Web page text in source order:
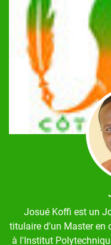
Josué Koffi est un
titulaire d'un Master en
à l'Institut